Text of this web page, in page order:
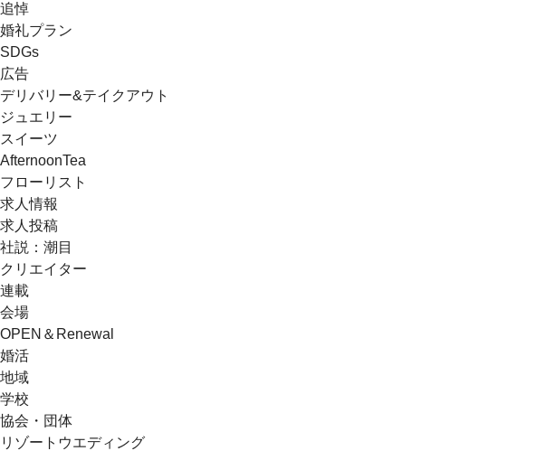
追悼
婚礼プラン
SDGs
広告
デリバリー&テイクアウト
ジュエリー
スイーツ
AfternoonTea
フローリスト
求人情報
求人投稿
社説：潮目
クリエイター
連載
会場
OPEN＆Renewal
婚活
地域
学校
協会・団体
リゾートウエディング